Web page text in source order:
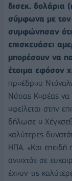
δισεκ. δολάρια
σύμφωνα με
συμφώνησαν
επισκευάσει
μπορέσουν να
έτοιμα εφόσον
προέδρου
Νότιας Κορέας να
οφείλεται στην
δήλωσε ο
καλύτερες
ΗΠΑ. «Και επειδή
ανοιχτός σε
έχουν τις